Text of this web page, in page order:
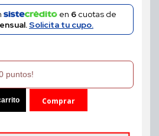
en 6cuotas de
Solicita tu cupo.
puntos!
Comprar